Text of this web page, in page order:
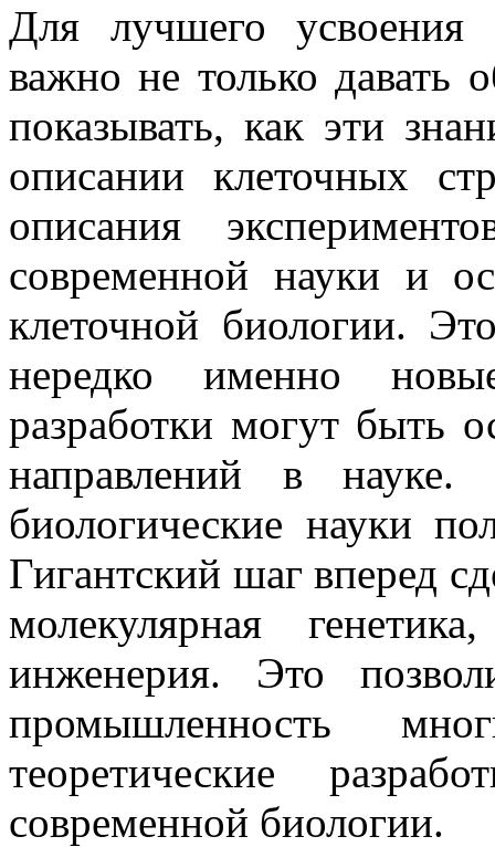
Для лучшего усвоения
важно не только давать
показывать, как эти
описании клеточных
описания
современной науки и
клеточной биологии.
нередко именно
разработки могут быть
направлений в
биологические науки
Гигантский шаг вперед
молекулярная
инженерия. Это
промышленность
теоретические
современной биологии.